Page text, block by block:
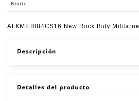
Brutto
ALKMILI084CS16 New Rock Buty Militarne
Descripción
Detalles del producto